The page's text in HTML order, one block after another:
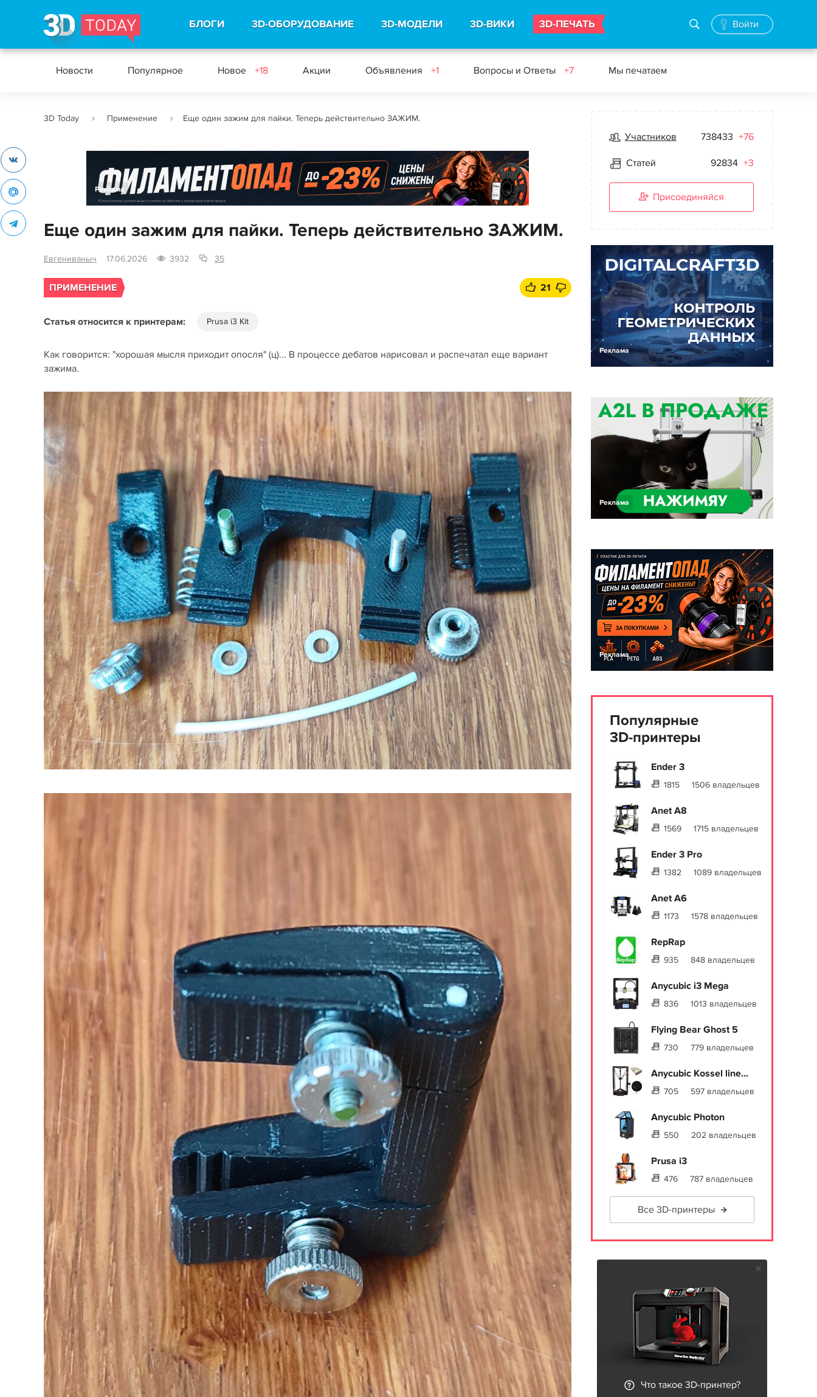
БЛОГИ 3D-ОБОРУДОВАНИЕ 3D-МОДЕЛИ 3D-ВИКИ 3D-ПЕЧАТЬ Войти
Новости Популярное Новое +18 Акции Объявления +1 Вопросы и Ответы +7 Мы печатаем
3D Today Применение Еще один зажим для пайки. Теперь действительно ЗАЖИМ.
Реклама
Еще один зажим для пайки. Теперь действительно ЗАЖИМ.
Евгениваныч 17.06.2026 3932 35
ПРИМЕНЕНИЕ 21
Статья относится к принтерам: Prusa i3 Kit
Как говорится: "хорошая мысля приходит опосля" (ц)... В процессе дебатов нарисовал и распечатал еще вариант
зажима.
Участников 738433 +76
Статей 92834 +3
Присоединяйся
Реклама
Реклама
Реклама
Популярные
3D-принтеры
Ender 3
1815 1506 владельцев
Anet A8
1569 1715 владельцев
Ender 3 Pro
1382 1089 владельцев
Anet A6
1173 1578 владельцев
RepRap
935 848 владельцев
Anycubic i3 Mega
836 1013 владельцев
Flying Bear Ghost 5
730 779 владельцев
Anycubic Kossel line...
705 597 владельцев
Anycubic Photon
550 202 владельцев
Prusa i3
476 787 владельцев
Все 3D-принтеры
Что такое 3D-принтер?